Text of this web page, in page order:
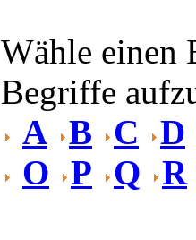
Wähle einen
Begriffe
A B C
D
O P Q R